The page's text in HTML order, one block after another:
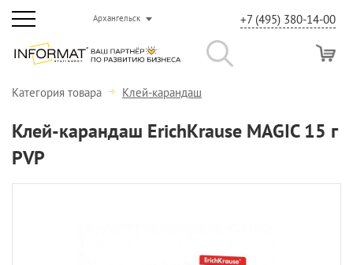
Архангельск +7 (495) 380-14-00
Категория товара Клей-карандаш
Клей-карандаш ErichKrause MAGIC 15 г
PVP